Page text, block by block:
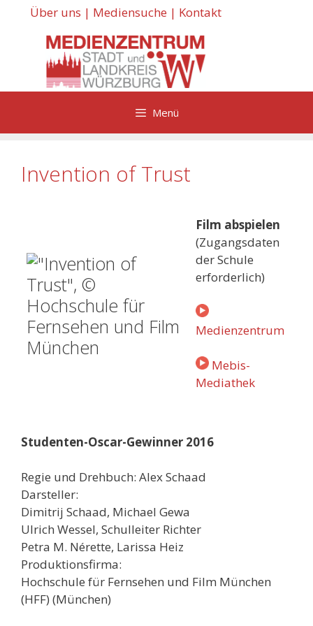
Über uns | Mediensuche | Kontakt
Menü
Invention of Trust
Film abspielen
(Zugangsdaten
der Schule
erforderlich)
Medienzentrum
Mebis-
Mediathek
Studenten-Oscar-Gewinner 2016
Regie und Drehbuch: Alex Schaad
Darsteller:
Dimitrij Schaad, Michael Gewa
Ulrich Wessel, Schulleiter Richter
Petra M. Nérette, Larissa Heiz
Produktionsfirma:
Hochschule für Fernsehen und Film München
(HFF) (München)